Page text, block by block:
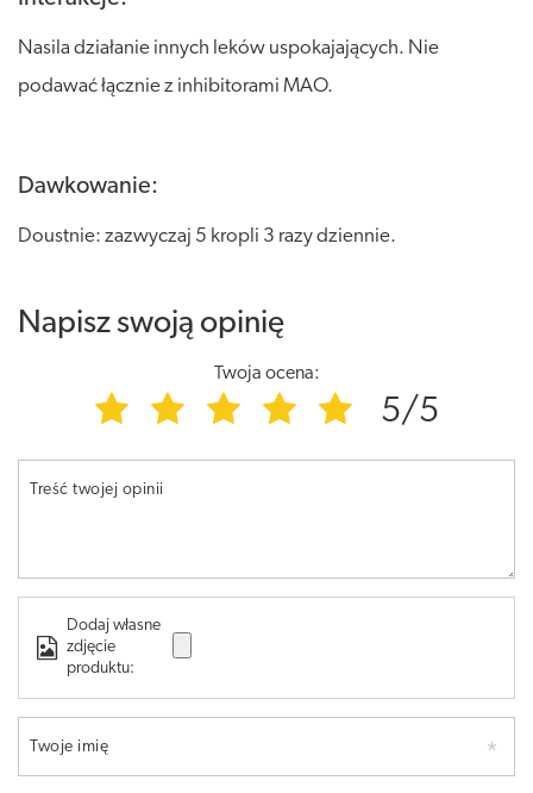
Nasila działanie innych leków uspokajających. Nie
podawać łącznie z inhibitorami MAO.
Dawkowanie:
Doustnie: zazwyczaj 5 kropli 3 razy dziennie.
Napisz swoją opinię
Twoja ocena:
5/5
Treść twojej opinii
Dodaj własne
zdjęcie
produktu:
Twoje imię